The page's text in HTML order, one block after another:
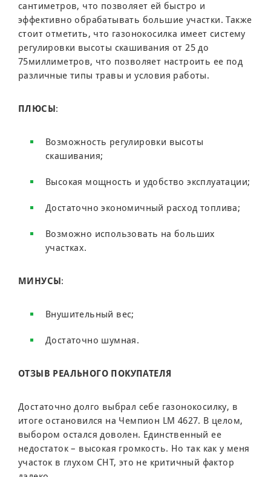
сантиметров, что позволяет ей быстро и
эффективно обрабатывать большие участки. Также
стоит отметить, что газонокосилка имеет систему
регулировки высоты скашивания от 25 до
75миллиметров, что позволяет настроить ее под
различные типы травы и условия работы.
ПЛЮСЫ :
Возможность регулировки высоты
скашивания;
Высокая мощность и удобство эксплуатации;
Достаточно экономичный расход топлива;
Возможно использовать на больших
участках.
МИНУСЫ :
Внушительный вес;
Достаточно шумная.
ОТЗЫВ РЕАЛЬНОГО ПОКУПАТЕЛЯ
Достаточно долго выбрал себе газонокосилку, в
итоге остановился на Чемпион LM 4627. В целом,
выбором остался доволен. Единственный ее
недостаток – высокая громкость. Но так как у меня
участок в глухом СНТ, это не критичный фактор